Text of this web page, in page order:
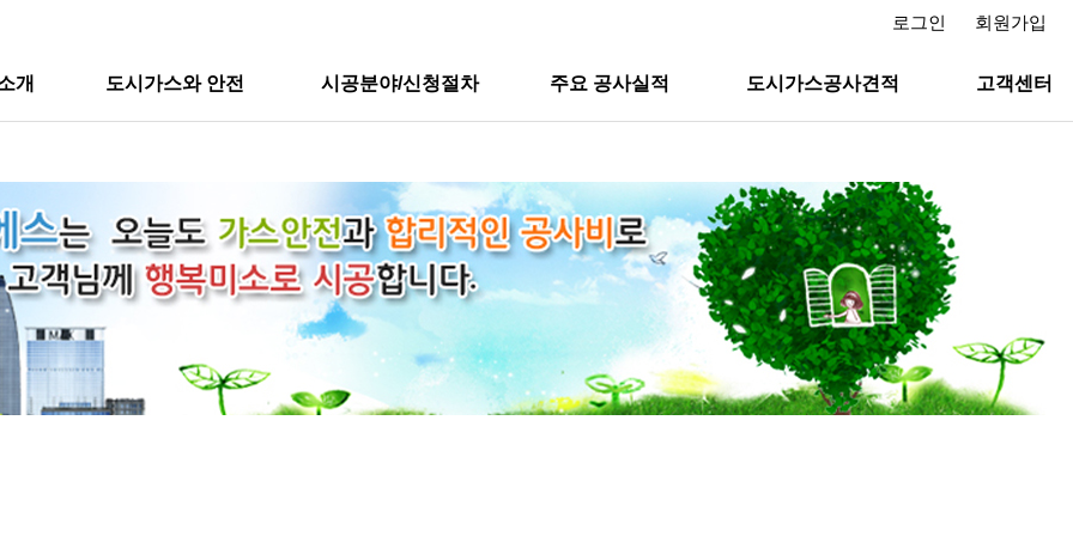
개 도시가스와 안전 시공분야/신청절차 주요 공사실적 도시가스공사견적 고객센터
로그인 회원가입